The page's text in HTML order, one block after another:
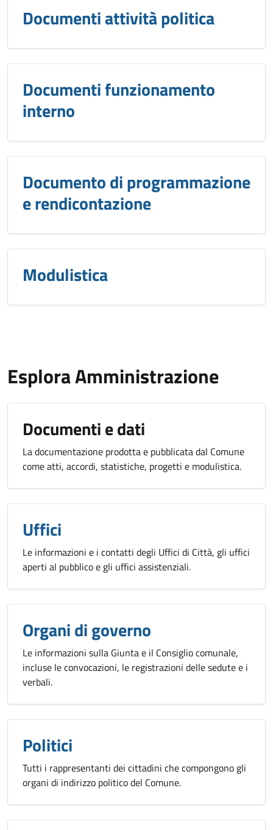
Documenti attività politica
Documenti funzionamento
interno
Documento di programmazione
e rendicontazione
Modulistica
Esplora Amministrazione
Documenti e dati
La documentazione prodotta e pubblicata dal Comune
come atti, accordi, statistiche, progetti e modulistica.
Uffici
Le informazioni e i contatti degli Uffici di Città, gli uffici
aperti al pubblico e gli uffici assistenziali.
Organi di governo
Le informazioni sulla Giunta e il Consiglio comunale,
incluse le convocazioni, le registrazioni delle sedute e i
verbali.
Politici
Tutti i rappresentanti dei cittadini che compongono gli
organi di indirizzo politico del Comune.